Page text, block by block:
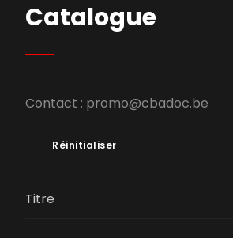
Catalogue
Contact : promo@cbadoc.be
Réinitialiser